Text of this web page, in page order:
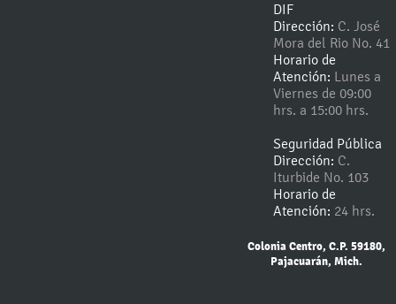
DIF
Dirección: C. José
Mora del Rio No. 41
Horario de
Atención: Lunes a
Viernes de 09:00
hrs. a 15:00 hrs.
Seguridad Pública
Dirección: C.
Iturbide No. 103
Horario de
Atención: 24 hrs.
Colonia Centro, C.P. 59180,
Pajacuarán, Mich.